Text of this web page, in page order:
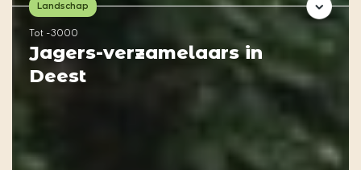
Landschap
Tot -3000
Jagers-verzamelaars in
Deest